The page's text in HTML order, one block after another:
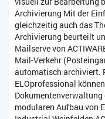
Archivierung Mit der
gleichzeitig auch das
Archivierung beurteilt
Mailserve von
Mail-Verkehr
automatisch archiviert.
ELOprofessional
modularen Aufbau von